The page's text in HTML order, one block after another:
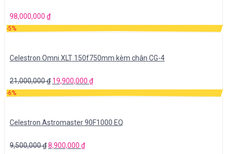
98,000,000 ₫
-5%
Celestron Omni XLT 150f750mm kèm chân CG-4
21,000,000₫ 19,900,000 ₫
-6%
Celestron Astromaster 90F1000 EQ
9,500,000₫8,900,000 ₫